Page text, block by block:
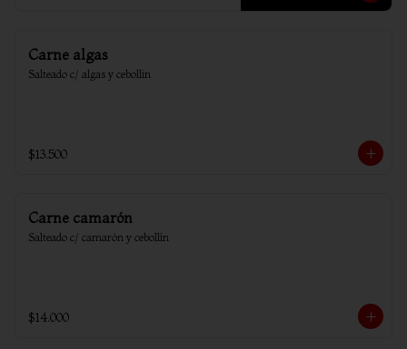
Carne algas
Salteado c/ algas y cebollin
$13.500
Carne camarón
Salteado c/ camarón y cebollín
$14.000